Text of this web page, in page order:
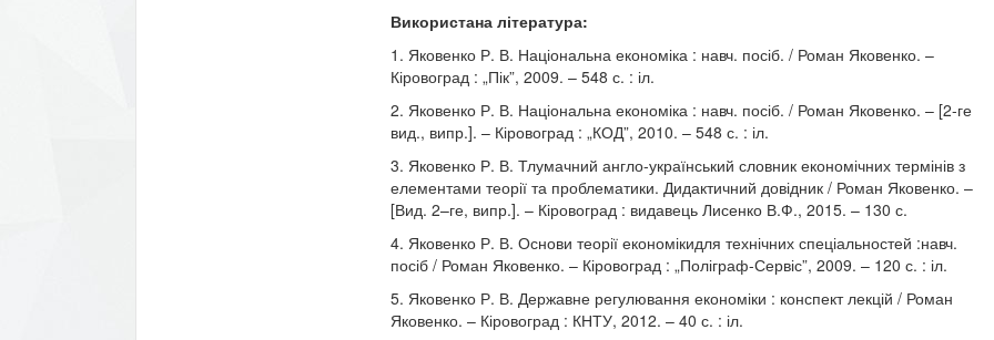
Використана література:
1. Яковенко Р. В. Національна економіка : навч. посіб. / Роман Яковенко. –
Кіровоград : „Пік”, 2009. – 548 с. : іл.
2. Яковенко Р. В. Національна економіка : навч. посіб. / Роман Яковенко. – [2-ге
вид., випр.]. – Кіровоград : „КОД”, 2010. – 548 с. : іл.
3. Яковенко Р. В. Тлумачний англо-український словник економічних термінів з
елементами теорії та проблематики. Дидактичний довідник / Роман Яковенко. –
[Вид. 2–ге, випр.]. – Кіровоград : видавець Лисенко В.Ф., 2015. – 130 с.
4. Яковенко Р. В. Основи теорії економікидля технічних спеціальностей :навч.
посіб / Роман Яковенко. – Кіровоград : „Поліграф-Сервіс”, 2009. – 120 с. : іл.
5. Яковенко Р. В. Державне регулювання економіки : конспект лекцій / Роман
Яковенко. – Кіровоград : КНТУ, 2012. – 40 с. : іл.